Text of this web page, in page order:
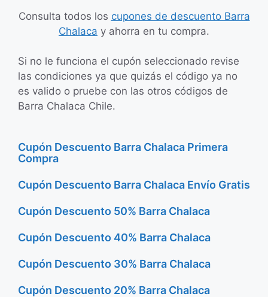
Consulta todos los cupones de descuento Barra
Chalaca y ahorra en tu compra.
Si no le funciona el cupón seleccionado revise
las condiciones ya que quizás el código ya no
es valido o pruebe con las otros códigos de
Barra Chalaca Chile.
Cupón Descuento Barra Chalaca Primera
Compra
Cupón Descuento Barra Chalaca Envío Gratis
Cupón Descuento 50% Barra Chalaca
Cupón Descuento 40% Barra Chalaca
Cupón Descuento 30% Barra Chalaca
Cupón Descuento 20% Barra Chalaca